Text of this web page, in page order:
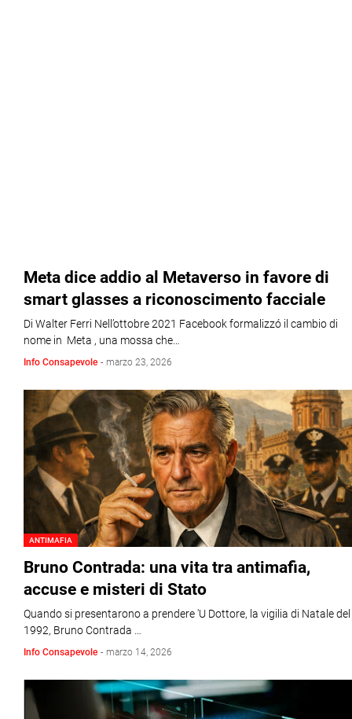
Meta dice addio al Metaverso in favore di
smart glasses a riconoscimento facciale
Di Walter Ferri Nell’ottobre 2021 Facebook formalizzó il cambio di
nome in Meta , una mossa che…
Info Consapevole - marzo 23, 2026
ANTIMAFIA
Bruno Contrada: una vita tra antimafia,
accuse e misteri di Stato
Quando si presentarono a prendere 'U Dottore, la vigilia di Natale del
1992, Bruno Contrada …
Info Consapevole - marzo 14, 2026